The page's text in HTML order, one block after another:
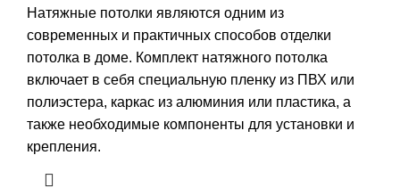
цена
составляла
5760,00 ₽.
цена:
4400,00 ₽.
Натяжные потолки являются одним из
современных и практичных способов отделки
потолка в доме. Комплект натяжного потолка
включает в себя специальную пленку из ПВХ или
полиэстера, каркас из алюминия или пластика, а
также необходимые компоненты для установки и
крепления.